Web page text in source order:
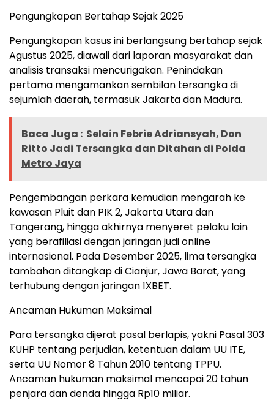
Pengungkapan Bertahap Sejak 2025
Pengungkapan kasus ini berlangsung bertahap sejak
Agustus 2025, diawali dari laporan masyarakat dan
analisis transaksi mencurigakan. Penindakan
pertama mengamankan sembilan tersangka di
sejumlah daerah, termasuk Jakarta dan Madura.
Baca Juga : Selain Febrie Adriansyah, Don
Ritto Jadi Tersangka dan Ditahan di Polda
Metro Jaya
Pengembangan perkara kemudian mengarah ke
kawasan Pluit dan PIK 2, Jakarta Utara dan
Tangerang, hingga akhirnya menyeret pelaku lain
yang berafiliasi dengan jaringan judi online
internasional. Pada Desember 2025, lima tersangka
tambahan ditangkap di Cianjur, Jawa Barat, yang
terhubung dengan jaringan 1XBET.
Ancaman Hukuman Maksimal
Para tersangka dijerat pasal berlapis, yakni Pasal 303
KUHP tentang perjudian, ketentuan dalam UU ITE,
serta UU Nomor 8 Tahun 2010 tentang TPPU.
Ancaman hukuman maksimal mencapai 20 tahun
penjara dan denda hingga Rp10 miliar.